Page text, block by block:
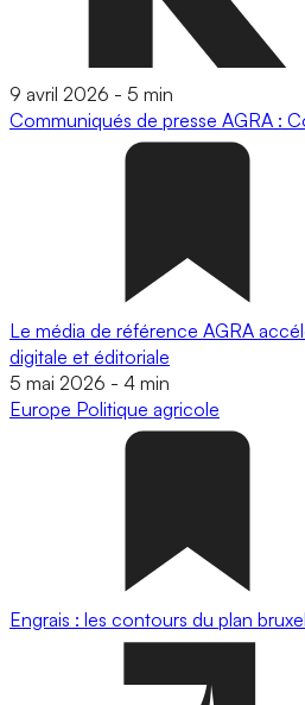
9 avril 2026 - 5 min
Communiqués de presse AGRA :
Le média de référence AGRA
digitale et éditoriale
5 mai 2026 - 4 min
Europe Politique agricole
Engrais : les contours du plan